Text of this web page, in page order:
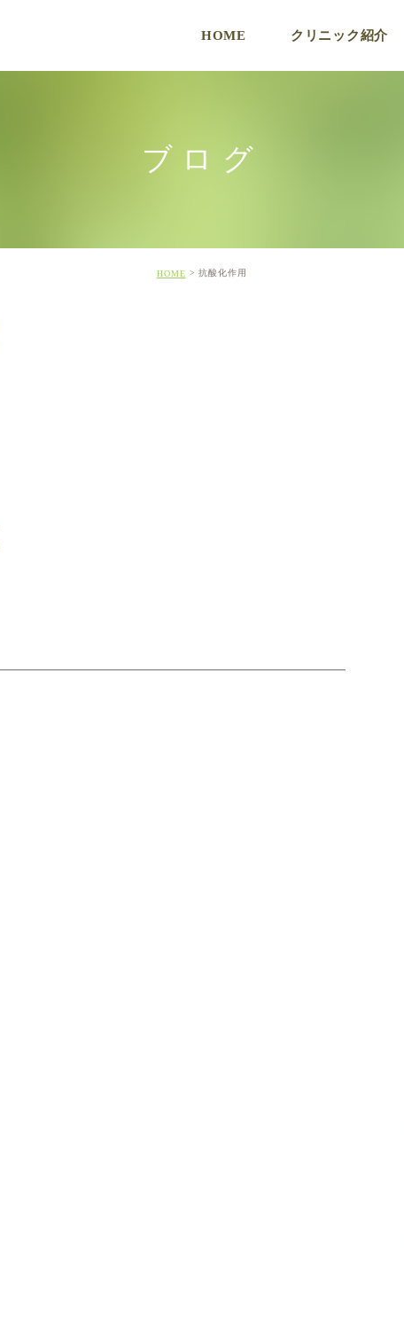
HOME クリニック紹介
ブログ
HOME 抗酸化作用